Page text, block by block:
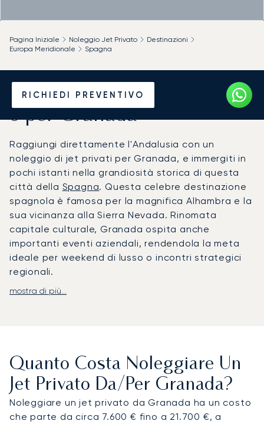
RICHIEDI PREVENTIVO
Pagina Iniziale Noleggio Jet Privato
Destinazioni
Europa Meridionale
Spagna
Noleggia un Jet Privato da
o per Granada
Raggiungi direttamente l'Andalusia con un
noleggio di jet privati per Granada, e immergiti in
pochi istanti nella grandiosità storica di questa
città della Spagna. Questa celebre destinazione
spagnola è famosa per la magnifica Alhambra e la
sua vicinanza alla Sierra Nevada. Rinomata
capitale culturale, Granada ospita anche
importanti eventi aziendali, rendendola la meta
ideale per weekend di lusso o incontri strategici
regionali.
Con LunaJets, il tuo volo è costruito intorno al tuo
soggiorno in un luogo iconico come il magnifico
Alhambra Palace Hotel.
Siamo il primo broker di jet privati in Europa ad
aver ottenuto la rigorosa certificazione ARGUS®,
mostra di più...
Quanto Costa Noleggiare Un
Jet Privato Da/per Granada?
Noleggiare un jet privato da Granada ha un costo
che parte da circa 7.600 € fino a 21.700 €, a